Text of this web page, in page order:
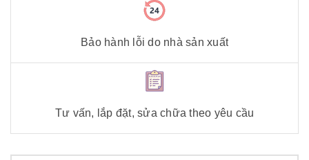
Bảo hành lỗi do nhà sản xuất
Tư vấn, lắp đặt, sửa chữa theo yêu cầu